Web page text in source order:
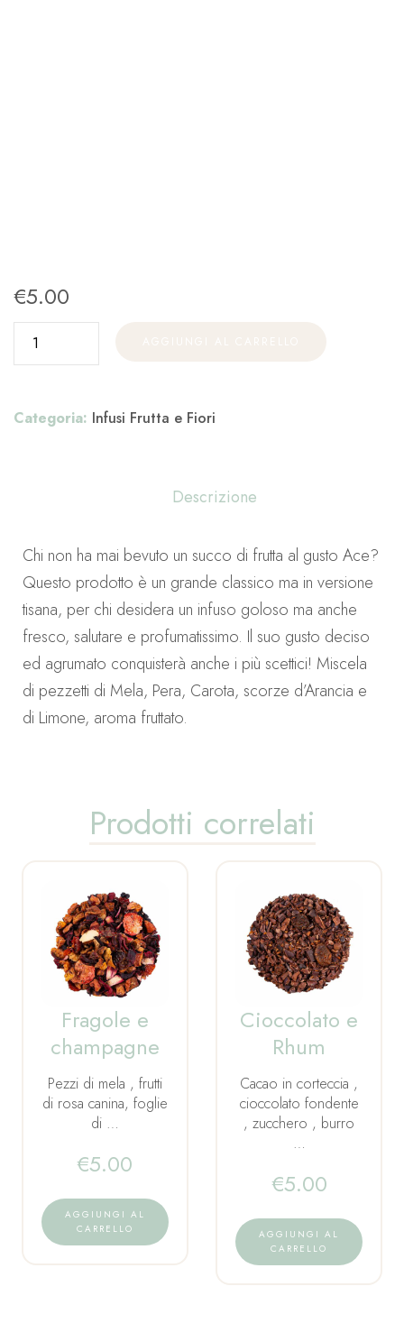
€5.00
Categoria: Infusi Frutta e Fiori
Descrizione
Chi non ha mai bevuto un succo di frutta al gusto Ace?
Questo prodotto è un grande classico ma in versione
tisana, per chi desidera un infuso goloso ma anche
fresco, salutare e profumatissimo. Il suo gusto deciso
ed agrumato conquisterà anche i più scettici! Miscela
di pezzetti di Mela, Pera, Carota, scorze d’Arancia e
di Limone, aroma fruttato.
Prodotti correlati
Fragole e
champagne
Pezzi di mela , frutti
di rosa canina, foglie
di …
€5.00
AGGIUNGI AL
CARRELLO
Cioccolato e
Rhum
Cacao in corteccia ,
cioccolato fondente
, zucchero , burro
…
€5.00
AGGIUNGI AL
CARRELLO